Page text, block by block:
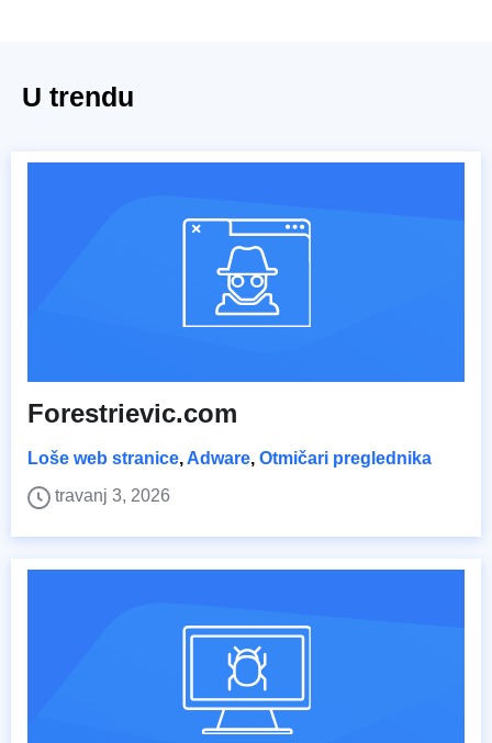
U trendu
Forestrievic.com
Loše web stranice,Adware, Otmičari preglednika
travanj 3, 2026